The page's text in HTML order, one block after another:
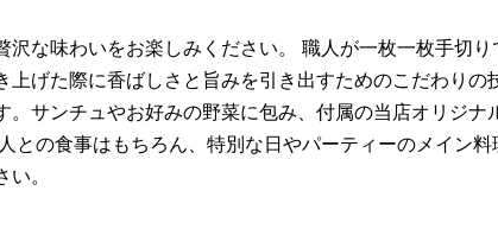
な味わいをお楽しみください。 職人が一枚一枚手切
げた際に香ばしさと旨みを引き出すためのこだわり
サンチュやお好みの野菜に包み、付属の当店オリジ
との食事はもちろん、特別な日やパーティーのメイン
。